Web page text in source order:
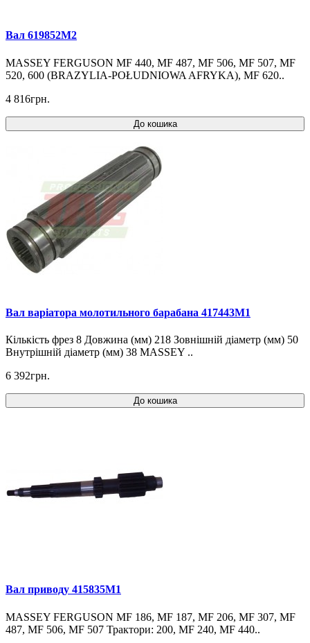
Вал 619852M2
MASSEY FERGUSON MF 440, MF 487, MF 506, MF 507, MF
520, 600 (BRAZYLIA-POŁUDNIOWA AFRYKA), MF 620..
4 816грн.
До кошика
Вал варіатора молотильного барабана 417443M1
Кількість фрез 8 Довжина (мм) 218 Зовнішній діаметр (мм) 50
Внутрішній діаметр (мм) 38 MASSEY ..
6 392грн.
До кошика
Вал приводу 415835M1
MASSEY FERGUSON MF 186, MF 187, MF 206, MF 307, MF
487, MF 506, MF 507 Трактори: 200, MF 240, MF 440..